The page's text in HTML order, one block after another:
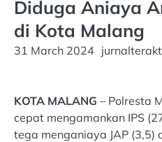
Diduga Aniaya
di Kota Malang
31 March 2024
KOTA MALANG – Polresta
cepat mengamankan IPS
tega menganiaya JAP (3,5)